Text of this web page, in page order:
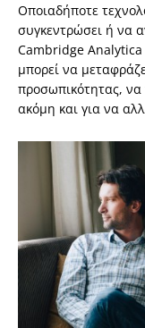
Οποιαδήποτε
συγκεντρώσει ή να
Cambridge Analytica
μπορεί να
προσωπικότητας, να
ακόμη και για να